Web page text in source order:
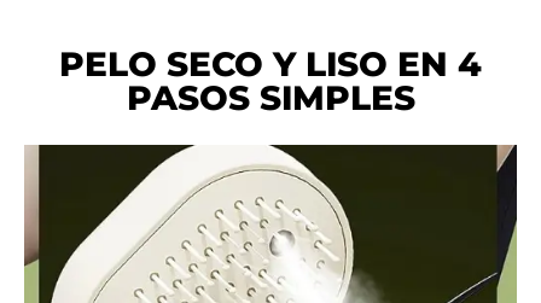
PELO SECO Y LISO EN 4
PASOS SIMPLES